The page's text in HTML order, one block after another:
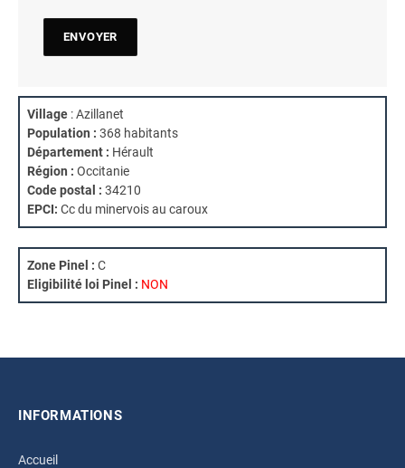
Village : Azillanet
Population : 368 habitants
Département : Hérault
Région : Occitanie
Code postal : 34210
EPCI: Cc du minervois au caroux
Zone Pinel : C
Eligibilité loi Pinel : NON
INFORMATIONS
Accueil